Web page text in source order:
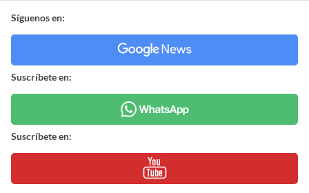
Síguenos en:
Suscríbete en:
Suscríbete en: